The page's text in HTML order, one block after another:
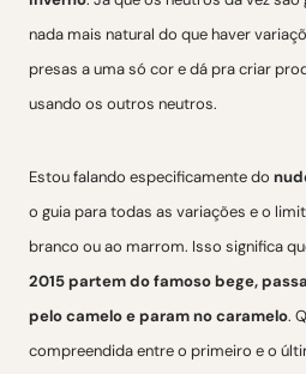
nada mais natural do que haver
presas a uma só cor e dá pra criar
usando os outros neutros.
Estou falando especificamente do
o guia para todas as variações e o
branco ou ao marrom. Isso significa
2015 partem do famoso bege,
pelo camelo e param no caramelo.
compreendida entre o primeiro e o